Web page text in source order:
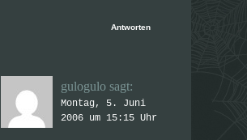
Antworten
gulogulo sagt:
Montag, 5. Juni
2006 um 15:15 Uhr